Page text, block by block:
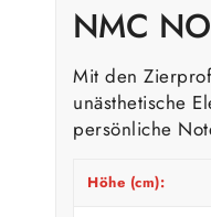
NMC
Mit den
unästhetische
persönliche
Höhe (cm):